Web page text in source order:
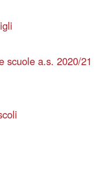
scuole a.s. 2020/21